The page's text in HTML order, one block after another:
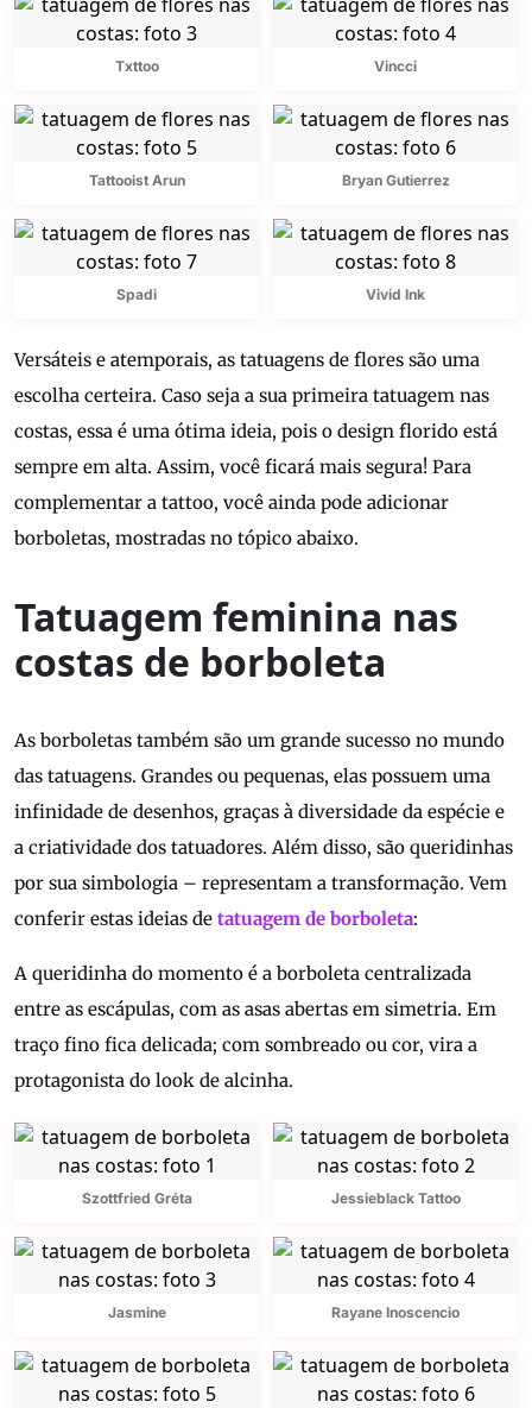
Txttoo Vincci
Tattooist Arun Bryan Gutierrez
Spadi Vivid Ink
Versáteis e atemporais, as tatuagens de flores são uma
escolha certeira. Caso seja a sua primeira tatuagem nas
costas, essa é uma ótima ideia, pois o design florido está
sempre em alta. Assim, você ficará mais segura! Para
complementar a tattoo, você ainda pode adicionar
borboletas, mostradas no tópico abaixo.
Tatuagem feminina nas
costas de borboleta
As borboletas também são um grande sucesso no mundo
das tatuagens. Grandes ou pequenas, elas possuem uma
infinidade de desenhos, graças à diversidade da espécie e
a criatividade dos tatuadores. Além disso, são queridinhas
por sua simbologia – representam a transformação. Vem
conferir estas ideias de tatuagem de borboleta:
A queridinha do momento é a borboleta centralizada
entre as escápulas, com as asas abertas em simetria. Em
traço fino fica delicada; com sombreado ou cor, vira a
protagonista do look de alcinha.
Szottfried Gréta Jessieblack Tattoo
Jasmine Rayane Inoscencio